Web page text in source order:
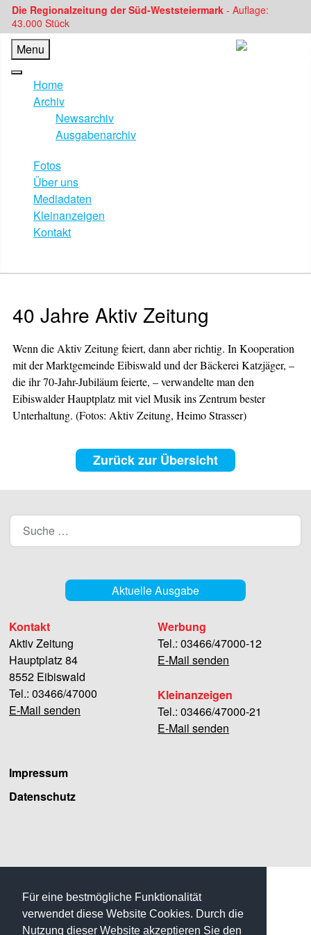
Für eine bestmögliche Funktionalität
verwendet diese Website Cookies. Durch die
Nutzung dieser Website akzeptieren Sie den
Die Regionalzeitung der Süd-Weststeiermark - Auflage:
43.000 Stück
Menu
Home
Archiv
Newsarchiv
Ausgabenarchiv
Fotos
Über uns
Mediadaten
Kleinanzeigen
Kontakt
40 Jahre Aktiv Zeitung
Wenn die Aktiv Zeitung feiert, dann aber richtig. In Kooperation
mit der Marktgemeinde Eibiswald und der Bäckerei Katzjäger, –
die ihr 70-Jahr-Jubiläum feierte, – verwandelte man den
Eibiswalder Hauptplatz mit viel Musik ins Zentrum bester
Unterhaltung. (Fotos: Aktiv Zeitung, Heimo Strasser)
Zurück zur Übersicht
Aktuelle Ausgabe
Kontakt
Aktiv Zeitung
Hauptplatz 84
8552 Eibiswald
Tel.: 03466/47000
E-Mail senden
Werbung
Tel.: 03466/47000-12
E-Mail senden
Kleinanzeigen
Tel.: 03466/47000-21
E-Mail senden
Impressum
Datenschutz